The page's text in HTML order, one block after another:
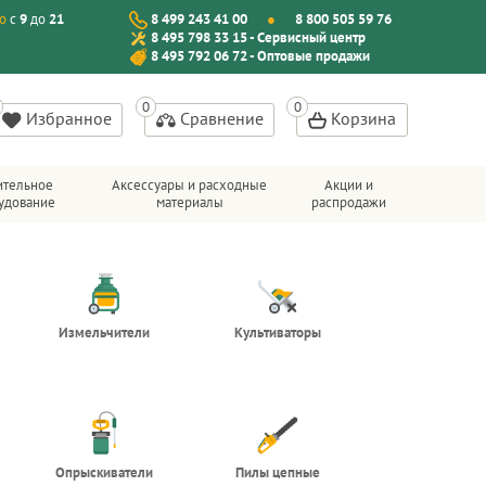
с9до 21 8 499 243 41 00
8 800 505 59 76
8 495 798 33 15 - Сервисный центр
8 495 792 06 72 - Оптовые продажи
Избранное Сравнение Корзина
Аксессуары и расходные
материалы
Акции и
распродажи
Измельчители Культиваторы
Опрыскиватели Пилы цепные